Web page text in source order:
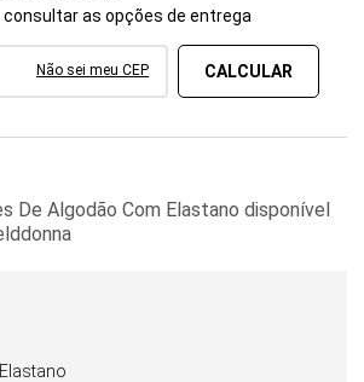
consultar as opções de entrega
Não sei meu CEP
De Algodão Com Elastano disponível